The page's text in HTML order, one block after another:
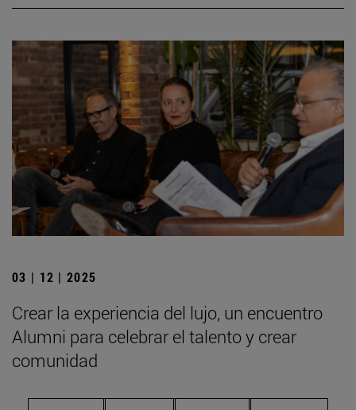
03 | 12 | 2025
Crear la experiencia del lujo, un encuentro
Alumni para celebrar el talento y crear
comunidad